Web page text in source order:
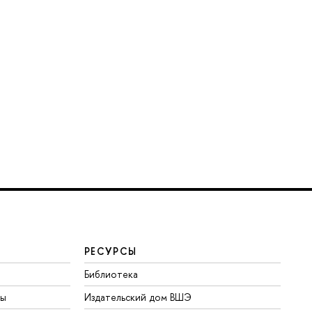
РЕСУРСЫ
Библиотека
Издательский дом ВШЭ